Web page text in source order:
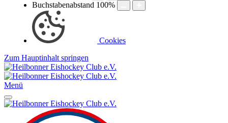
Buchstabenabstand 100%
Cookies
Zum Hauptinhalt springen
Menü